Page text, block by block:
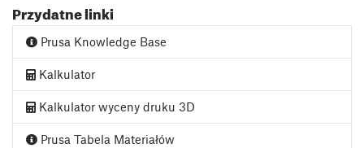
Przydatne linki
Prusa Knowledge Base
Kalkulator
Kalkulator wyceny druku 3D
Prusa Tabela Materiałów